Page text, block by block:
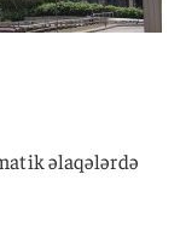
əlaqələrdə